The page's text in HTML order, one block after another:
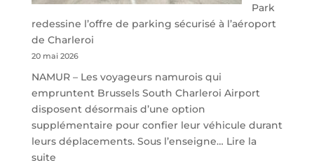
Park
redessine l’offre de parking sécurisé à l’aéroport
de Charleroi
20 mai 2026
NAMUR – Les voyageurs namurois qui
empruntent Brussels South Charleroi Airport
disposent désormais d’une option
supplémentaire pour confier leur véhicule durant
leurs déplacements. Sous l’enseigne… Lire la
suite: